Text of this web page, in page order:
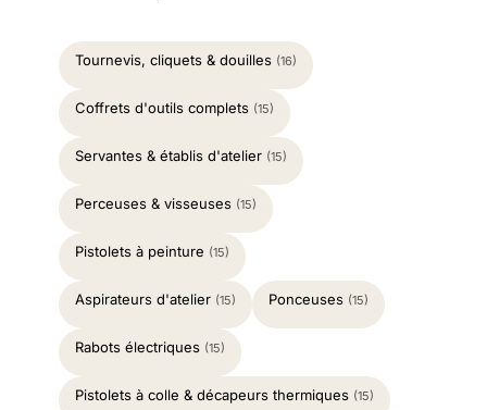
Tournevis, cliquets & douilles (16)
Coffrets d'outils complets (15)
Servantes & établis d'atelier (15)
Perceuses & visseuses (15)
Pistolets à peinture (15)
Aspirateurs d'atelier (15) Ponceuses (15)
Rabots électriques (15)
Pistolets à colle & décapeurs thermiques (15)